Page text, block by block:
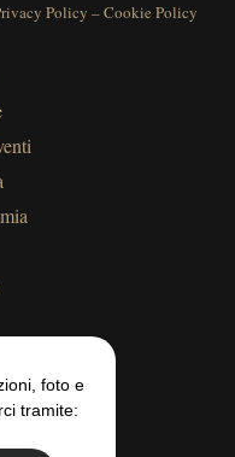
Policy –Cookie Policy
foto e
tramite: